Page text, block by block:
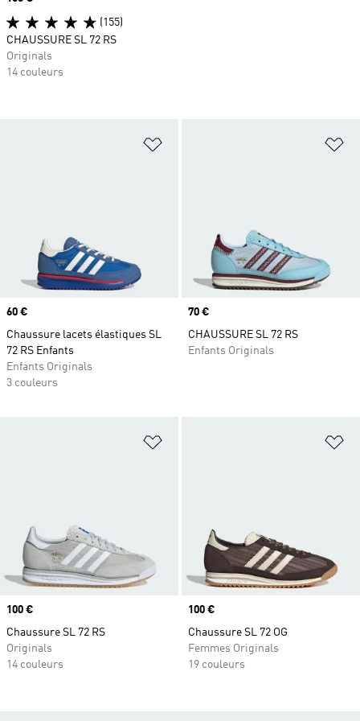
Ajouter à la Liste de produits
Prix
60 €
Chaussure lacets élastiques SL
72 RS Enfants
Enfants Originals
3 couleurs
Prix
70 €
CHAUSSURE SL 72 RS
Enfants Originals
Ajouter à la Liste de produits
Prix
100 €
Chaussure SL 72 RS
Originals
14 couleurs
Prix
100 €
Chaussure SL 72 OG
Femmes Originals
19 couleurs
(155)
CHAUSSURE SL 72 RS
Originals
14 couleurs